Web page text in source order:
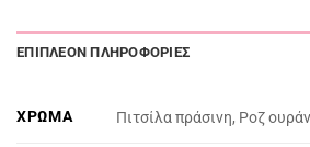
ΕΠΙΠΛΈΟΝ ΠΛΗΡΟΦΟΡΊΕΣ
ΧΡΏΜΑ Πιτσίλα πράσινη, Ροζ